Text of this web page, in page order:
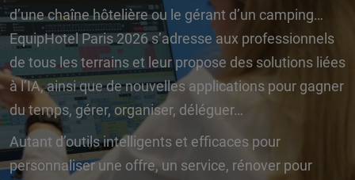
d’une chaîne hôtelière ou le gérant d’un camping…
EquipHotel Paris 2026 s’adresse aux professionnels
de tous les terrains et leur propose des solutions liées
à l’IA, ainsi que de nouvelles applications pour gagner
du temps, gérer, organiser, déléguer…
Autant d’outils intelligents et efficaces pour
personnaliser une offre, un service, rénover pour